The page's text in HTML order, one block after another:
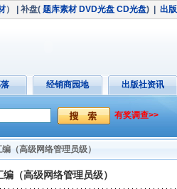
） | 补盘( 题库素材 DVD光盘 CD光盘) 出
经销商园地 出版社资讯
有奖调查>>
（高级网络管理员级）
（高级网络管理员级）